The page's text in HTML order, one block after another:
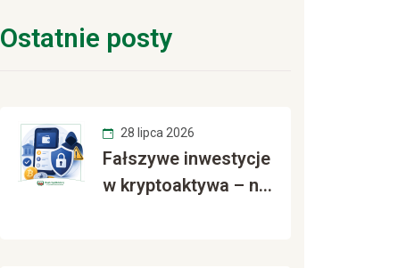
Ostatnie posty
28 lipca 2026
Fałszywe inwestycje
w kryptoaktywa – nie